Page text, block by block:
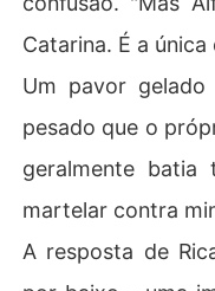
Catarina. É a única
Um pavor
pesado que o
geralmente batia
martelar contra
A resposta de